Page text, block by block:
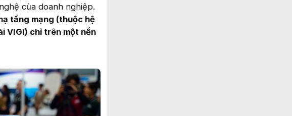
của doanh nghiệp.
tầng mạng (thuộc hệ
VIGI) chỉ trên một nền